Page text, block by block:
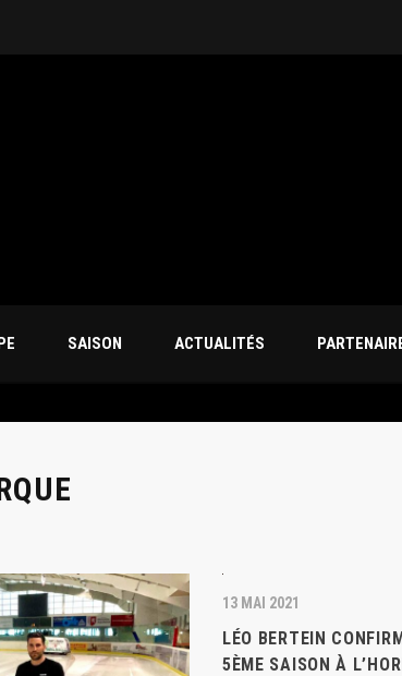
SAISON ACTUALITÉS
13 MAI 2021
LÉO BERTEIN
5ÈME SAISON À